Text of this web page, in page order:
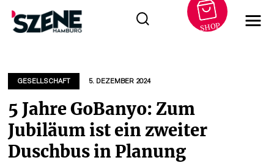
springen
SHOP
GESELLSCHAFT 5. DEZEMBER 2024
5 Jahre GoBanyo: Zum
Jubiläum ist ein zweiter
Duschbus in Planung